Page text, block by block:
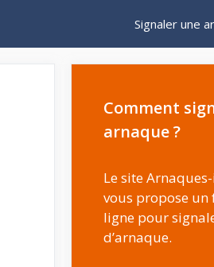
Signaler une
Comment
arnaque ?
Le site
vous propose
ligne pour
d’arnaque.